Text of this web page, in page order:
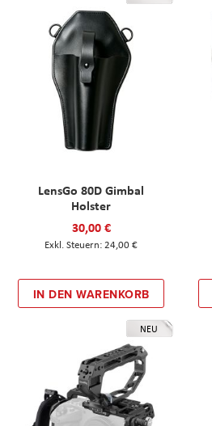
LensGo 80D Gimbal
Holster
30,00 €
24,00 €
IN DEN WARENKORB
NEU